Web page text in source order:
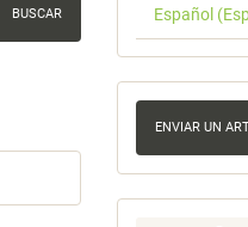
Español
Enviar
un
artículo
ENVIAR UN